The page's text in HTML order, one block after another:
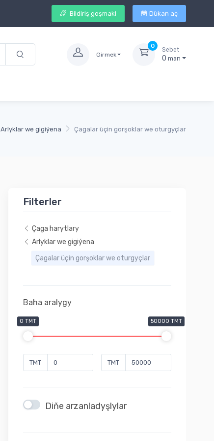
Bildiriş goşmak! Dükan aç
Girmek
0
Sebet
0man
Arlyklar we gigiýena Çagalar üçin gorşoklar we oturgyçlar
Filterler
Çaga harytlary
Arlyklar we gigiýena
Çagalar üçin gorşoklar we oturgyçlar
Baha aralygy
0 TMT 50000 TMT
TMT TMT
Diňe arzanladyşlylar